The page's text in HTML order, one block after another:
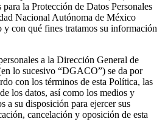
la Protección de Datos Personales
Nacional Autónoma de México
con qué fines tratamos su información
a la Dirección General de
lo sucesivo “DGACO”) se da por
con los términos de esta Política, las
los datos, así como los medios y
a su disposición para ejercer sus
cancelación y oposición de esta